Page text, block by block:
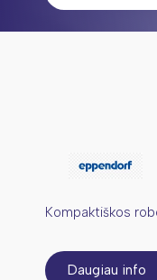
Kompaktiškos
Daugiau info